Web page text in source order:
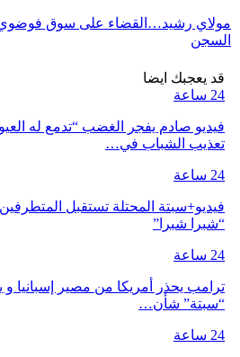
مولاي رشيد…القضاء على سوق فوضوي
السجن
قد يعجبك ايضا
24 ساعة
فيديو صادم يفجر الغضب “تدمع له
تعذيب الشباب في…
24 ساعة
فيديو+سبتة المحتلة تستقبل
“شبرا شبرا”
24 ساعة
ترامب يحذر أمريكا من مصير إسبانيا و
“سبتة” شأن…
24 ساعة